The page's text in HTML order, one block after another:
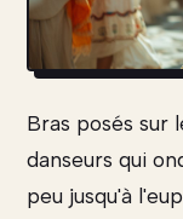
Bras posés sur
danseurs qui
peu jusqu'à